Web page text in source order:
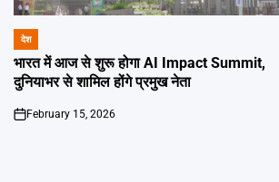
POSTED
IN
देश
भारत में आज से शुरू होगा AI Impact Summit,
दुनियाभर से शामिल होंगे प्रमुख नेता
on
February 15, 2026